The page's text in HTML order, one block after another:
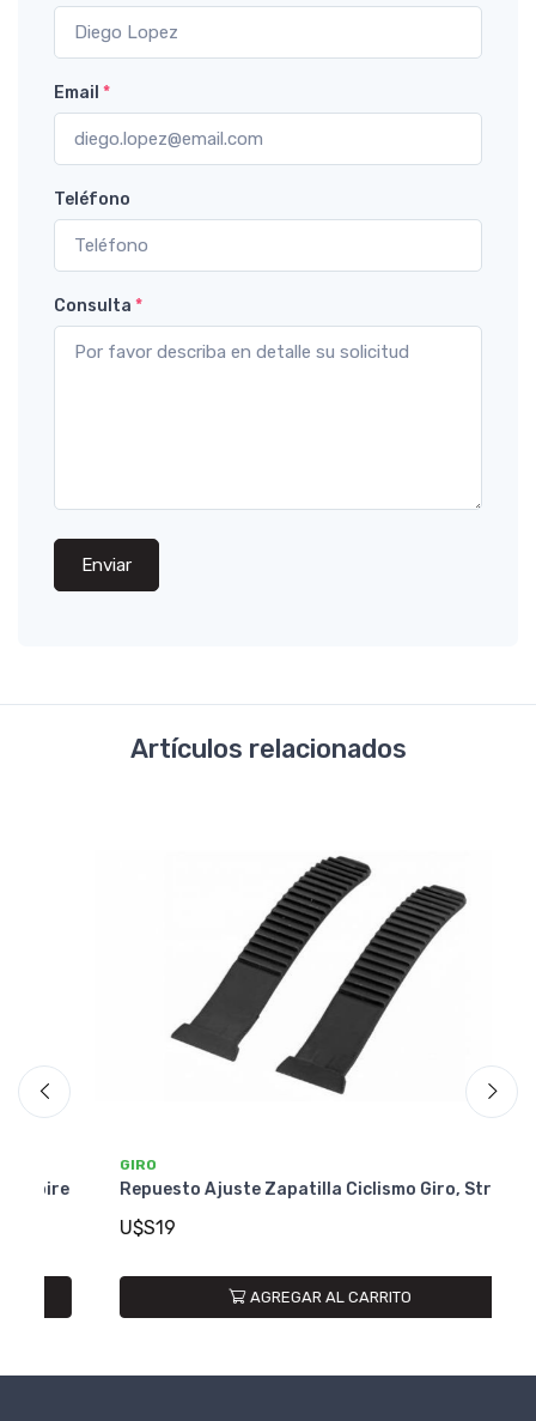
Email *
Teléfono
Consulta *
Enviar
Artículos relacionados
Repuesto Ajuste Zapatilla Ciclismo Giro, Strap.
U$S19
AGREGAR AL CARRITO